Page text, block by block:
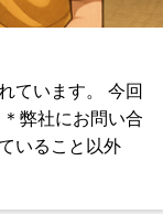
ています。 今回
弊社にお問い合
いること以外